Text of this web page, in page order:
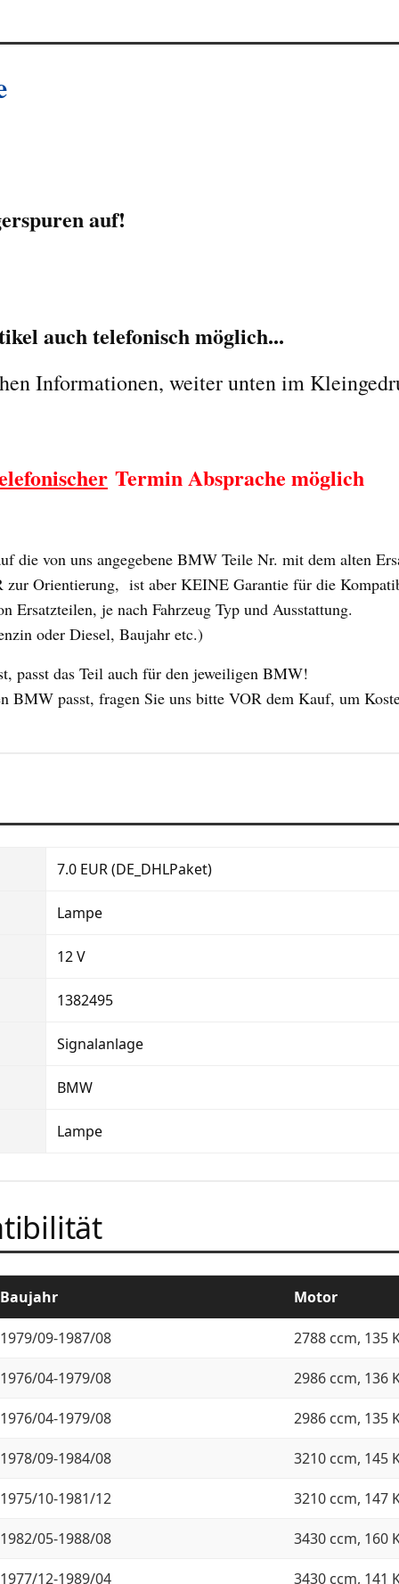
auf!
auch telefonisch möglich...
Informationen, weiter unten im
Termin Absprache möglich
die von uns angegebene BMW Teile Nr. mit dem alten
zur Orientierung, ist aber KEINE Garantie für die
Ersatzteilen, je nach Fahrzeug Typ und Ausstattung.
oder Diesel, Baujahr etc.)
passt das Teil auch für den jeweiligen BMW!
BMW passt, fragen Sie uns bitte VOR dem Kauf, um
7.0 EUR (DE_DHLPaket)
Lampe
12 V
1382495
Signalanlage
BMW
Lampe
Baujahr Motor
1979/09-1987/08 2788 ccm, 135
1976/04-1979/08 2986 ccm, 136
1976/04-1979/08 2986 ccm, 135
1978/09-1984/08 3210 ccm, 145
1975/10-1981/12 3210 ccm, 147
1982/05-1988/08 3430 ccm, 160
1977/12-1989/04 3430 ccm, 141